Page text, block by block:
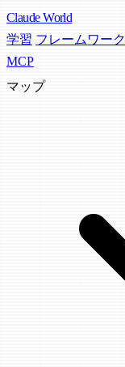
Claude World
学習 フレームワーク
MCP
マップ